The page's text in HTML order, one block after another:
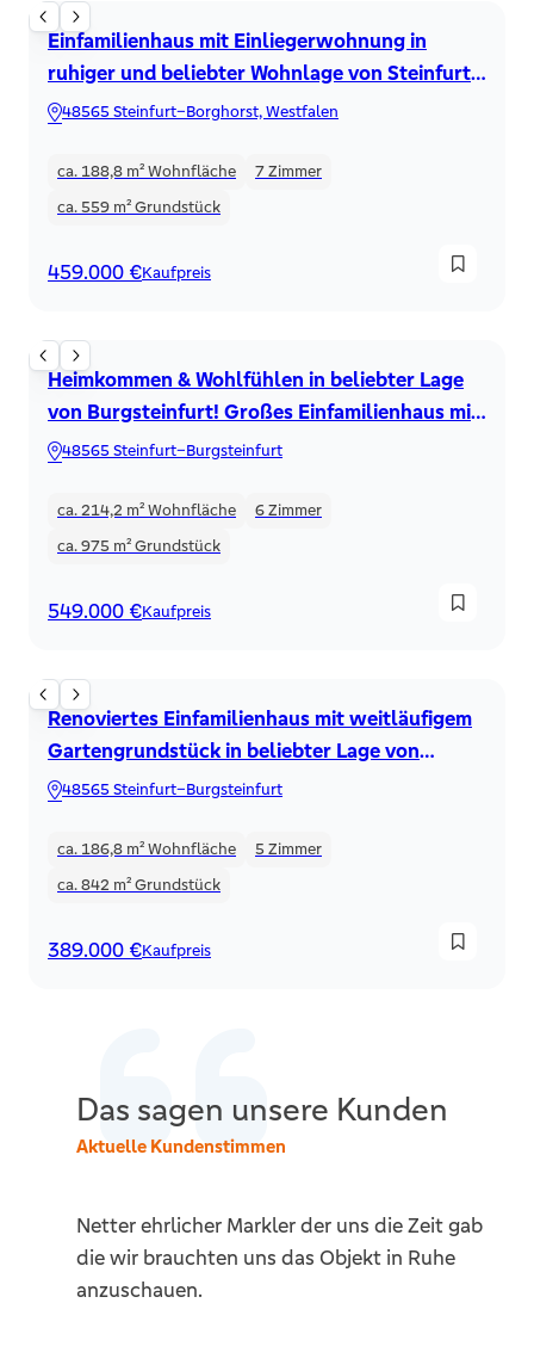
Einfamilienhaus mit Einliegerwohnung in
ruhiger und beliebter Wohnlage von Steinfurt-
Borghorst
48565 Steinfurt–Borghorst, Westfalen
ca. 188,8 m²Wohnfläche 7Zimmer
ca. 559 m²Grundstück
459.000 €Kaufpreis
Heimkommen & Wohlfühlen in beliebter Lage
von Burgsteinfurt! Großes Einfamilienhaus mit
tollen Extras
48565 Steinfurt–Burgsteinfurt
ca. 214,2 m²Wohnfläche 6Zimmer
ca. 975 m²Grundstück
549.000 €Kaufpreis
Renoviertes Einfamilienhaus mit weitläufigem
Gartengrundstück in beliebter Lage von
Burgsteinfurt
48565 Steinfurt–Burgsteinfurt
ca. 186,8 m²Wohnfläche 5 Zimmer
ca. 842 m²Grundstück
389.000 €Kaufpreis
Das sagen unsere Kunden
Aktuelle Kundenstimmen
Netter ehrlicher Markler der uns die Zeit gab
die wir brauchten uns das Objekt in Ruhe
anzuschauen.